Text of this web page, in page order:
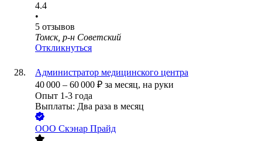
4.4
•
5 отзывов
Томск, р-н Советский
Откликнуться
Администратор медицинского центра
40 000 – 60 000 ₽ за месяц, на руки
Опыт 1-3 года
Выплаты: Два раза в месяц
ООО Скэнар Прайд